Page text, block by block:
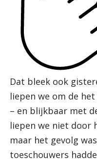
Dat bleek ook
liepen we om de
– en blijkbaar met
liepen we niet door
maar het gevolg
toeschouwers